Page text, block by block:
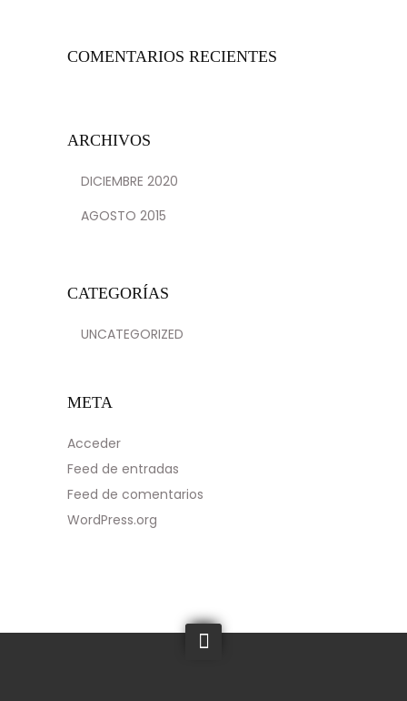
COMENTARIOS RECIENTES
ARCHIVOS
DICIEMBRE 2020
AGOSTO 2015
CATEGORÍAS
UNCATEGORIZED
META
Acceder
Feed de entradas
Feed de comentarios
WordPress.org
